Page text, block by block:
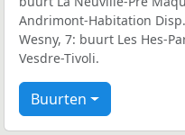
Andrimont-Habitation
Wesny, 7: buurt Les Hes-
Vesdre-Tivoli.
Buurten